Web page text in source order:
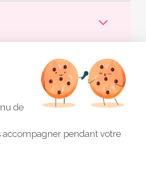
pelvienpour éviter les
pelvienne, de manque
et de petites
fuites
les meilleures solutions
pour l'auto-traitement de
exercices de Kegel.
Shop
de vente
de
accompagner pendant votre